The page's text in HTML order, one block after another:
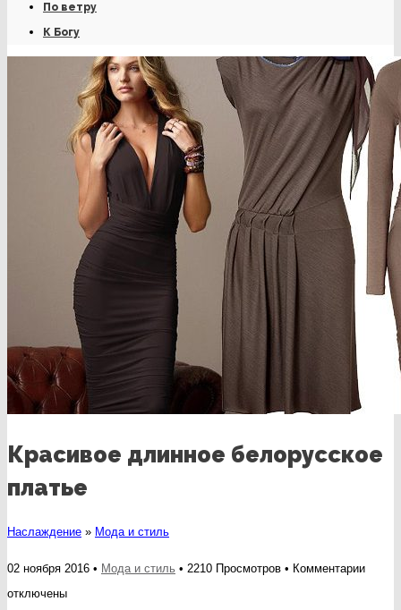
По ветру
К Богу
Красивое длинное белорусское
платье
Наслаждение » Мода и стиль
02 ноября 2016 • Мода и стиль • 2210 Просмотров • Комментариик
отключены